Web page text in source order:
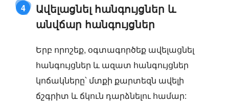
4
Ավելացնել հանգույցներ և
անվճար հանգույցներ
Երբ որոշեք, օգտագործեք ավելացնել
հանգույցներ և ազատ հանգույցներ
կոճակները՝ մտքի քարտեզն ավելի
ճշգրիտ և ճկուն դարձնելու համար: